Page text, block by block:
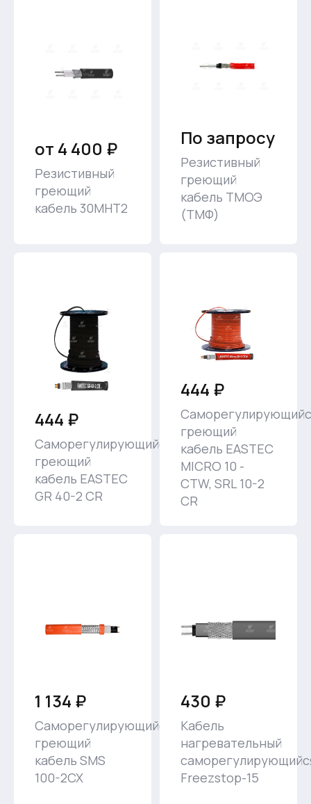
от 4 400 ₽
Резистивный
греющий
кабель 30МНТ2
По запросу
Резистивный
греющий
кабель ТМОЭ
(ТМФ)
444 ₽
Саморегулирующийся
греющий
кабель EASTEC
GR 40-2 CR
444 ₽
греющий
кабель EASTEC
MICRO 10 -
CTW, SRL 10-2
CR
1 134 ₽
Саморегулирующийся
греющий
кабель SMS
100-2CX
430 ₽
Кабель
нагревательный
Freezstop-15